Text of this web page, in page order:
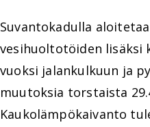
Suvantokadulla
vesihuoltotöiden lisäksi
vuoksi jalankulkuun ja
muutoksia torstaista
Kaukolämpökaivanto